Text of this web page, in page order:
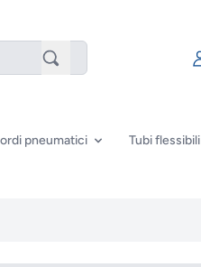
pneumatici Tubi flessibili